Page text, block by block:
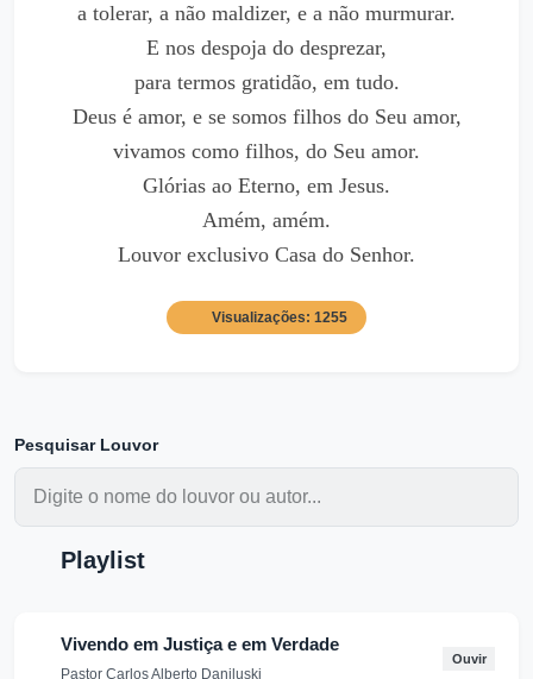
a tolerar, a não maldizer, e a não murmurar.
E nos despoja do desprezar,
para termos gratidão, em tudo.
Deus é amor, e se somos filhos do Seu amor,
vivamos como filhos, do Seu amor.
Glórias ao Eterno, em Jesus.
Amém, amém.
Louvor exclusivo Casa do Senhor.
Visualizações: 1255
Pesquisar Louvor
Playlist
Vivendo em Justiça e em Verdade
Pastor Carlos Alberto Daniluski
Ouvir